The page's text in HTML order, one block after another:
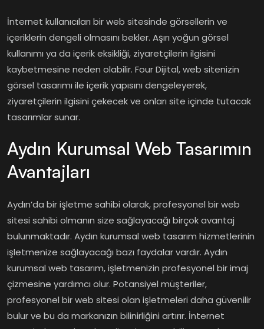
İnternet kullanıcıları bir web sitesinde görsellerin ve
içeriklerin dengeli olmasını bekler. Aşırı yoğun görsel
kullanımı ya da içerik eksikliği, ziyaretçilerin ilgisini
kaybetmesine neden olabilir. Four Dijital, web sitenizin
görsel tasarımı ile içerik yapısını dengeleyerek,
ziyaretçilerin ilgisini çekecek ve onları site içinde tutacak
tasarımlar sunar.
Aydın Kurumsal Web Tasarımın
Avantajları
Aydın’da bir işletme sahibi olarak, profesyonel bir web
sitesi sahibi olmanın size sağlayacağı birçok avantaj
bulunmaktadır. Aydın kurumsal web tasarım hizmetlerinin
işletmenize sağlayacağı bazı faydalar vardır. Aydın
kurumsal web tasarım, işletmenizin profesyonel bir imaj
çizmesine yardımcı olur. Potansiyel müşteriler,
profesyonel bir web sitesi olan işletmeleri daha güvenilir
bulur ve bu da markanızın bilinirliğini artırır. İnternet